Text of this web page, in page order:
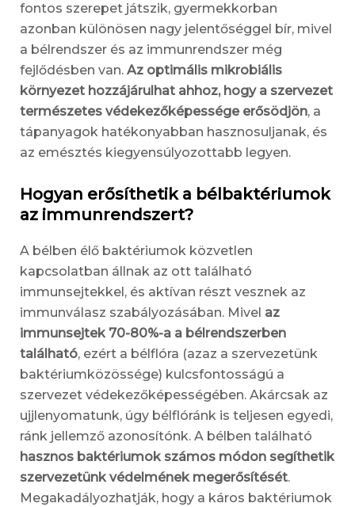
fontos szerepet játszik, gyermekkorban
azonban különösen nagy jelentőséggel bír, mivel
a bélrendszer és az immunrendszer még
fejlődésben van. Az optimális mikrobiális
környezet hozzájárulhat ahhoz, hogy a szervezet
természetes védekezőképessége erősödjön, a
tápanyagok hatékonyabban hasznosuljanak, és
az emésztés kiegyensúlyozottabb legyen.
Hogyan erősíthetik a bélbaktériumok
az immunrendszert?
A bélben élő baktériumok közvetlen
kapcsolatban állnak az ott található
immunsejtekkel, és aktívan részt vesznek az
immunválasz szabályozásában. Mivel az
immunsejtek 70-80%-a a bélrendszerben
található, ezért a bélflóra (azaz a szervezetünk
baktériumközössége) kulcsfontosságú a
szervezet védekezőképességében. Akárcsak az
ujjlenyomatunk, úgy bélflóránk is teljesen egyedi,
ránk jellemző azonosítónk. A bélben található
hasznos baktériumok számos módon segíthetik
szervezetünk védelmének megerősítését.
Megakadályozhatják, hogy a káros baktériumok